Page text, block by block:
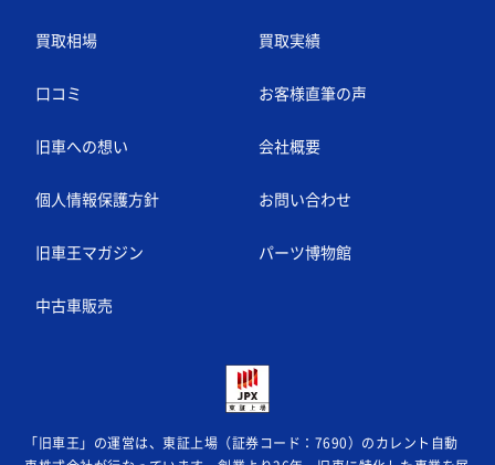
買取相場 買取実績
口コミ お客様直筆の声
旧車への想い 会社概要
個人情報保護方針 お問い合わせ
旧車王マガジン パーツ博物館
中古車販売
「旧車王」の運営は、東証上場（証券コード：7690）のカレント自動